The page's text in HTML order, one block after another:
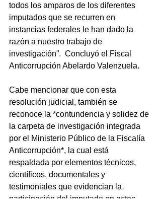
todos los amparos de los diferentes
imputados que se recurren en
instancias federales le han dado la
razón a nuestro trabajo de
investigación”.  Concluyó el Fiscal
Anticorrupción Abelardo Valenzuela.
Cabe mencionar que con esta
resolución judicial, también se
reconoce la *contundencia y solidez de
la carpeta de investigación integrada
por el Ministerio Público de la Fiscalía
Anticorrupción*, la cual está
respaldada por elementos técnicos,
científicos, documentales y
testimoniales que evidencian la
participación del imputado en actos